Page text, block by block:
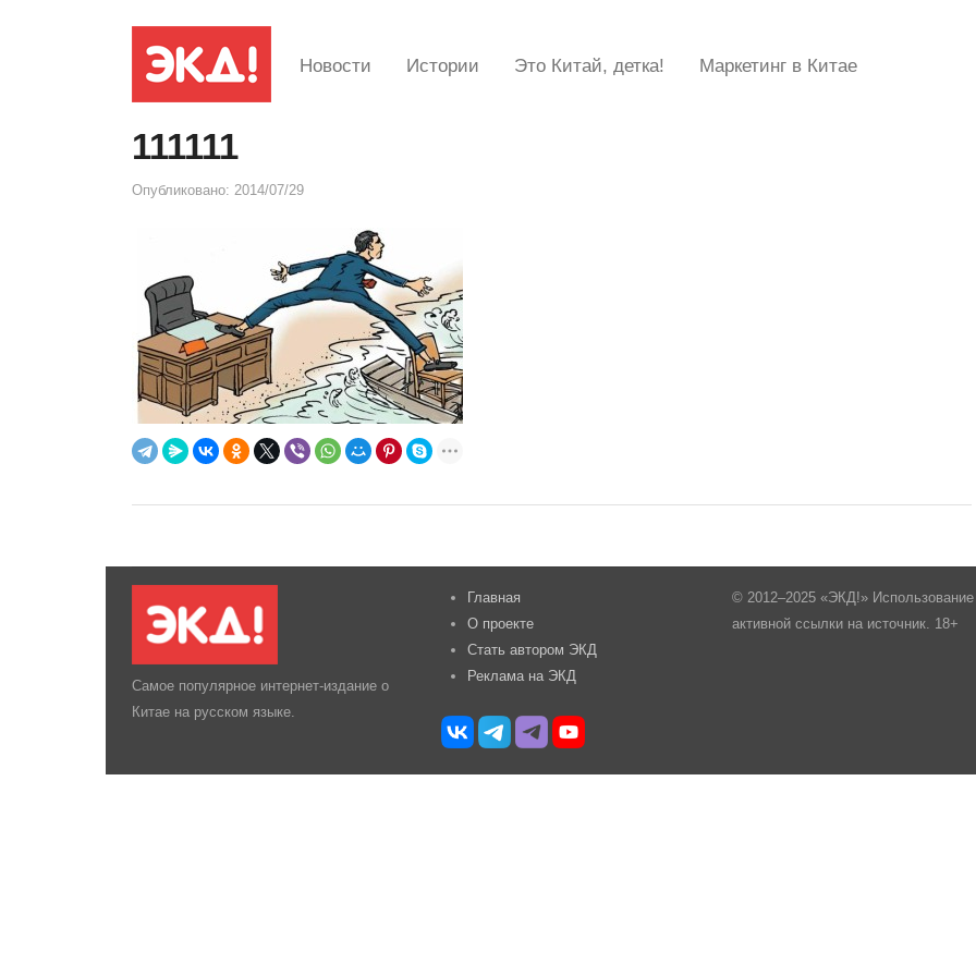
Новости Истории Это Китай, детка! Маркетинг в Китае
111111
Опубликовано: 2014/07/29
Самое популярное интернет-издание о
Китае на русском языке.
Главная
О проекте
Стать автором ЭКД
Реклама на ЭКД
© 2012–2025 «ЭКД!»
активной ссылки на источник. 18+